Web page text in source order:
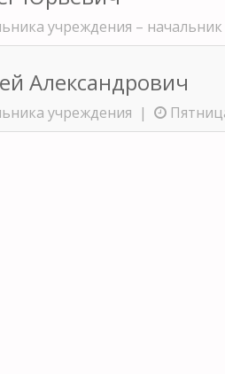
учреждения –
Александрович
учреждения |